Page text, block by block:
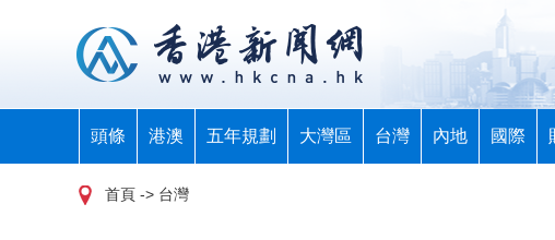
頭條 港澳 五年規劃 大灣區 台灣 內地 國際
首頁 -> 台灣